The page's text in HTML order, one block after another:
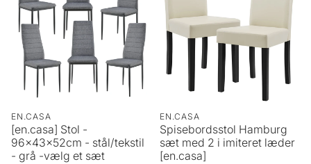
EN.CASA
[en.casa] Stol -
96x43x52cm - stål/tekstil
- grå -vælg et sæt
EN.CASA
Spisebordsstol Hamburg
sæt med 2 i imiteret læder
[en.casa]